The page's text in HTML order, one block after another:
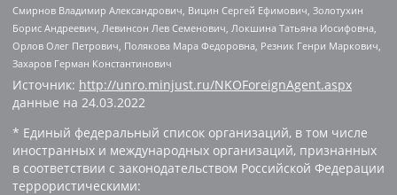
Смирнов Владимир Александрович, Вицин Сергей Ефимович, Золотухин
Борис Андреевич, Левинсон Лев Семенович, Локшина Татьяна Иосифовна,
Орлов Олег Петрович, Полякова Мара Федоровна, Резник Генри Маркович,
Захаров Герман Константинович
Источник: http://unro.minjust.ru/NKOForeignAgent.aspx
данные на 24.03.2022
* Единый федеральный список организаций, в том числе
иностранных и международных организаций, признанных
в соответствии с законодательством Российской Федерации
террористическими: